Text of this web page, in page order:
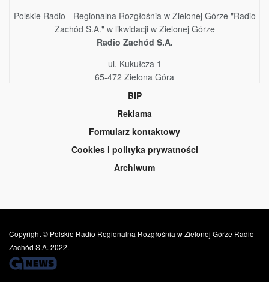
Polskie Radio - Regionalna Rozgłośnia w Zielonej Górze "Radio
Zachód S.A." w likwidacji w Zielonej Górze
Radio Zachód S.A.
ul. Kukułcza 1
65-472 Zielona Góra
BIP
Reklama
Formularz kontaktowy
Cookies i polityka prywatności
Archiwum
Copyright © Polskie Radio Regionalna Rozgłośnia w Zielonej Górze Radio
Zachód S.A. 2022.